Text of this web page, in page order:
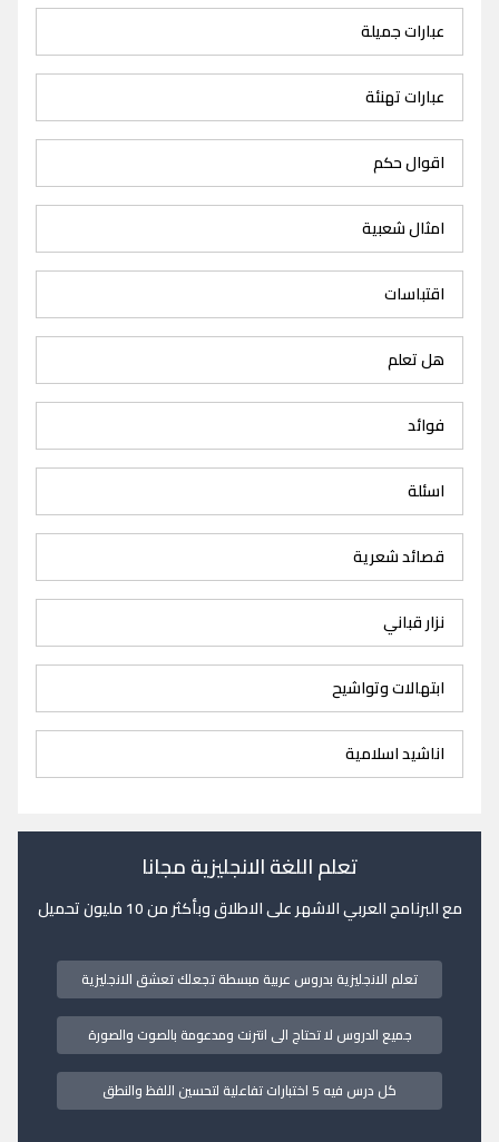
عبارات جميلة
عبارات تهنئة
اقوال حكم
امثال شعبية
اقتباسات
هل تعلم
فوائد
اسئلة
قصائد شعرية
نزار قباني
ابتهالات وتواشيح
اناشيد اسلامية
تعلم اللغة الانجليزية مجانا
مع البرنامج العربي الاشهر على الاطلاق وبأكثر من 10 مليون تحميل
تعلم الانجليزية بدروس عربية مبسطة تجعلك تعشق الانجليزية
جميع الدروس لا تحتاج الى انترنت ومدعومة بالصوت والصورة
كل درس فيه 5 اختبارات تفاعلية لتحسين اللفظ والنطق